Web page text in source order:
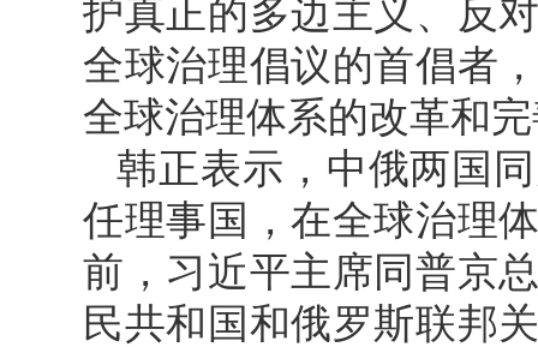
护真正的多边主义、反
全球治理倡议的首倡者
全球治理体系的改革和
韩正表示，中俄两国
任理事国，在全球治理
前，习近平主席同普京
民共和国和俄罗斯联邦